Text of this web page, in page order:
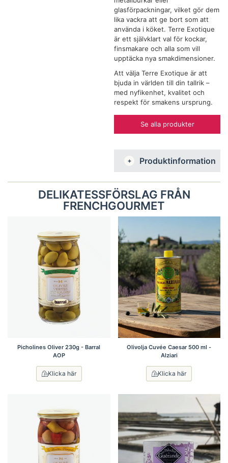
glasförpackningar, vilket gör dem
lika vackra att ge bort som att
använda i köket. Terre Exotique
är ett självklart val för kockar,
finsmakare och alla som vill
upptäcka nya smakdimensioner.
Att välja Terre Exotique är att
bjuda in världen till din tallrik –
med nyfikenhet, kvalitet och
respekt för smakens ursprung.
Se alla produkter
Produktinformation
DELIKATESSFÖRSLAG FRÅN
FRENCHGOURMET
Picholines Oliver 230g - Barral
AOP
Klicka här
Olivolja Cuvée Caesar 500 ml -
Alziari
Klicka här